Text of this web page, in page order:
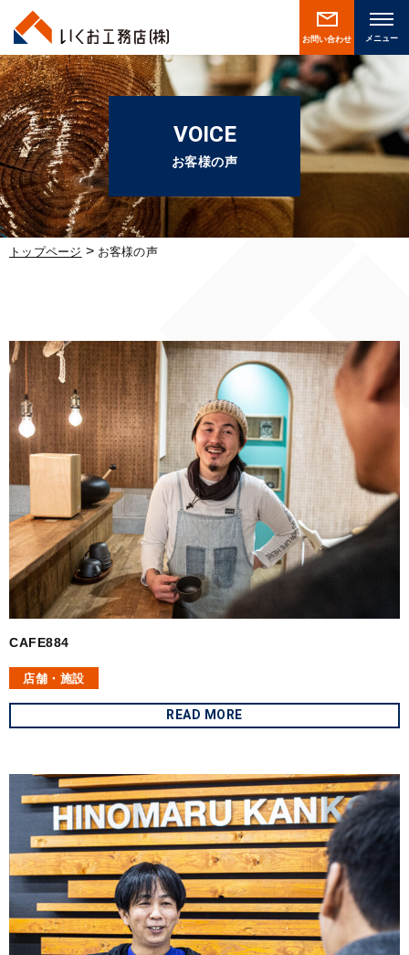
お問い合わせ
VOICE
お客様の声
トップページ > お客様の声
CAFE884
店舗・施設
READ MORE